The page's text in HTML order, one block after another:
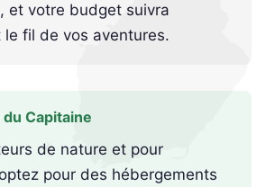
et votre budget suivra
le fil de vos aventures.
du Capitaine
de nature et pour
pour des hébergements